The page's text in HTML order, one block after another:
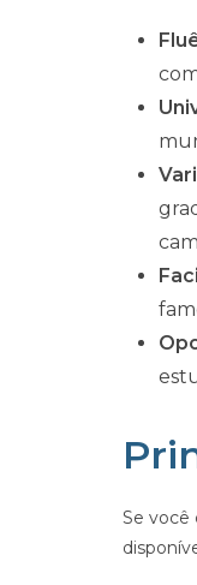
Se você